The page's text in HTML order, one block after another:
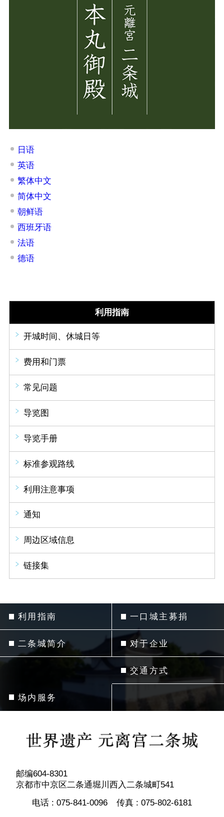
日语
英语
繁体中文
简体中文
朝鲜语
西班牙语
法语
德语
利用指南
开城时间、休城日等
费用和门票
常见问题
导览图
导览手册
标准参观路线
利用注意事项
通知
周边区域信息
链接集
利用指南
二条城简介
场内服务
一口城主募捐
对于企业
交通方式
邮编604-8301
京都市中京区二条通堀川西入二条城町541
电话 : 075-841-0096 传真 :075-802-6181